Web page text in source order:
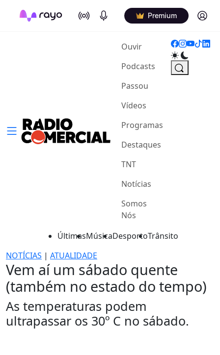
On Air Podcasts Premium Log in
Ouvir(current)
Podcasts
Passou
Vídeos
Programas
Destaques
TNT
Notícias
Somos
Nós
ÚltimasMúsicaDesportoTrânsito
NOTÍCIAS | ATUALIDADE
Vem aí um sábado quente
(também no estado do tempo)
As temperaturas podem
ultrapassar os 30º C no sábado.